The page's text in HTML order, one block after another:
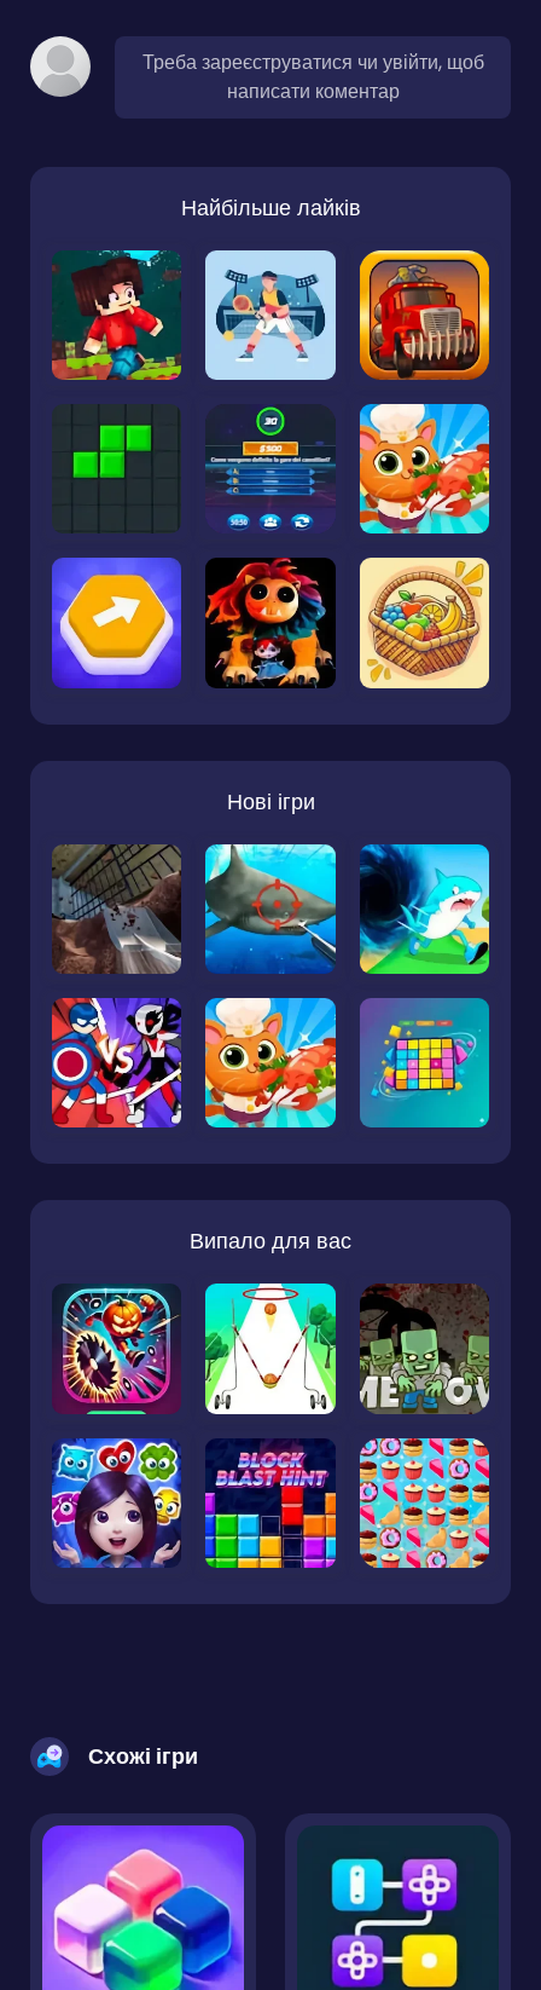
Треба зареєструватися чи увійти, щоб
написати коментар
Найбільше лайків
Нові ігри
Випало для вас
Схожі ігри